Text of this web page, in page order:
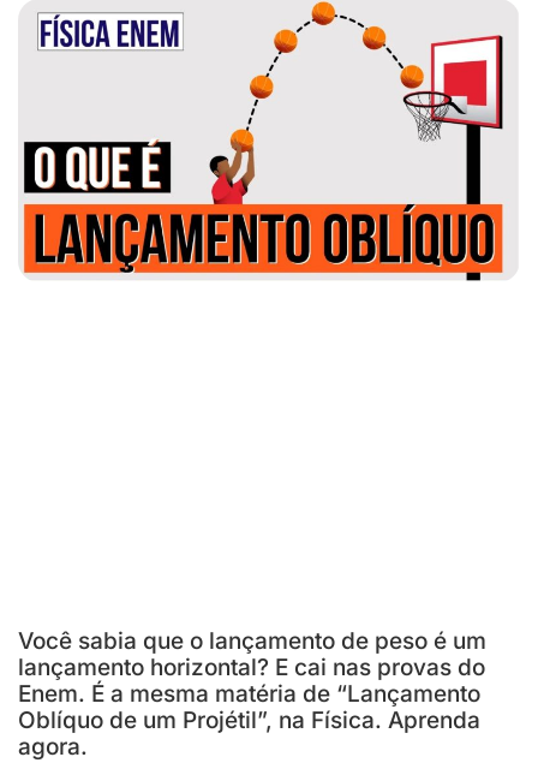
Você sabia que o lançamento de peso é um
lançamento horizontal? E cai nas provas do
Enem. É a mesma matéria de “Lançamento
Oblíquo de um Projétil”, na Física. Aprenda
agora.